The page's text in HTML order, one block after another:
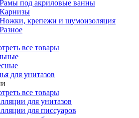
Рамы под акриловые ванны
Карнизы
Ножки, крепежи и шумоизоляция
Разное
все товары
для унитазов
все товары
для унитазов
для писсуаров